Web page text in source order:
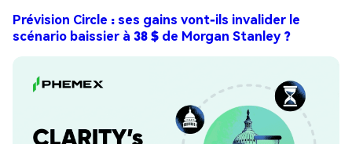
Prévision Circle : ses gains vont-ils invalider le
scénario baissier à 38 $ de Morgan Stanley ?